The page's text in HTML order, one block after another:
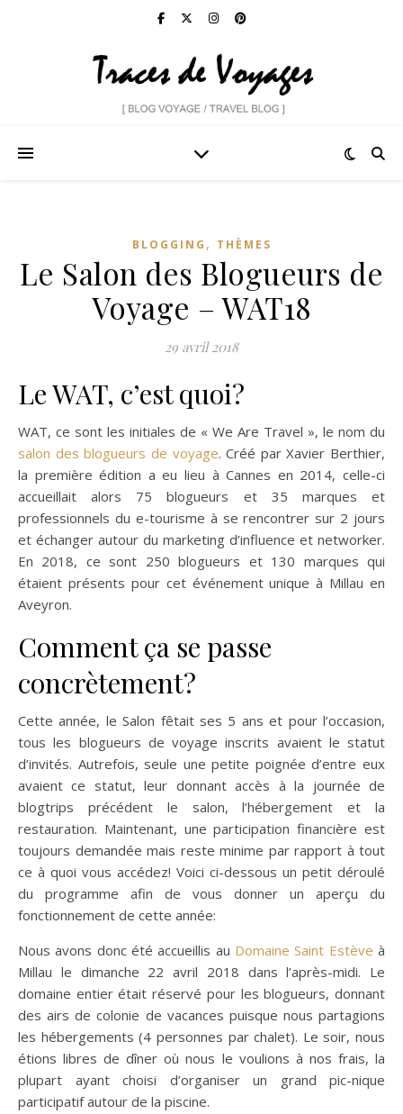
BLOGGING , THÈMES
Le Salon des Blogueurs de
Voyage – WAT18
29 avril 2018
Le WAT, c’est quoi?
WAT, ce sont les initiales de « We Are Travel », le nom du
salon des blogueurs de voyage. Créé par Xavier Berthier,
la première édition a eu lieu à Cannes en 2014, celle-ci
accueillait alors 75 blogueurs et 35 marques et
professionnels du e-tourisme à se rencontrer sur 2 jours
et échanger autour du marketing d’influence et networker.
En 2018, ce sont 250 blogueurs et 130 marques qui
étaient présents pour cet événement unique à Millau en
Aveyron.
Comment ça se passe
concrètement?
Cette année, le Salon fêtait ses 5 ans et pour l’occasion,
tous les blogueurs de voyage inscrits avaient le statut
d’invités. Autrefois, seule une petite poignée d’entre eux
avaient ce statut, leur donnant accès à la journée de
blogtrips précédent le salon, l’hébergement et la
restauration. Maintenant, une participation financière est
toujours demandée mais reste minime par rapport à tout
ce à quoi vous accédez! Voici ci-dessous un petit déroulé
du programme afin de vous donner un aperçu du
fonctionnement de cette année:
Nous avons donc été accueillis au Domaine Saint Estève à
Millau le dimanche 22 avril 2018 dans l’après-midi. Le
domaine entier était réservé pour les blogueurs, donnant
des airs de colonie de vacances puisque nous partagions
les hébergements (4 personnes par chalet). Le soir, nous
étions libres de dîner où nous le voulions à nos frais, la
plupart ayant choisi d’organiser un grand pic-nique
participatif autour de la piscine.